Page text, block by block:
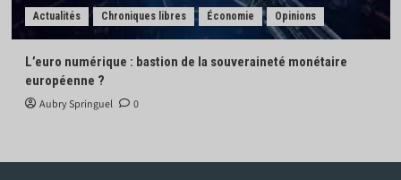
Actualités Chroniques libres Économie Opinions
L’euro numérique : bastion de la souveraineté monétaire
européenne ?
Aubry Springuel 0